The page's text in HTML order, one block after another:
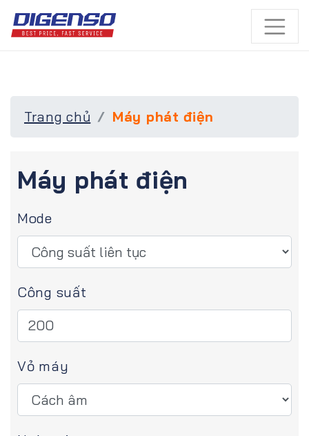
Trang chủ Máy phát điện
Máy phát điện
Mode
Công suất
Vỏ máy